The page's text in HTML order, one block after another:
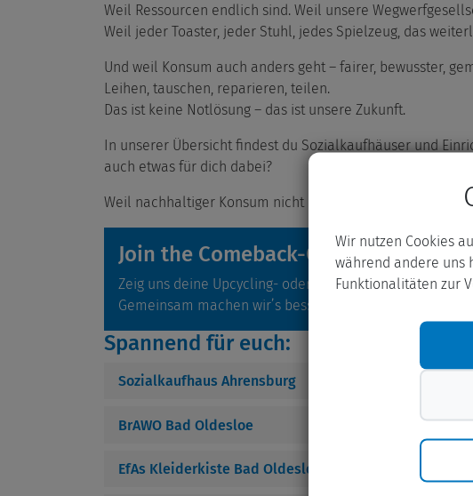
Weil Ressourcen endlich sind. Weil unsere
Weil jeder Toaster, jeder Stuhl, jedes Spielzeug, das
Und weil Konsum auch anders geht – fairer, bewusster,
Leihen, tauschen, reparieren, teilen.
Das ist keine Notlösung – das ist unsere Zukunft.
In unserer Übersicht findest du Sozialkaufhäuser und
auch etwas für dich dabei?
Weil nachhaltiger Konsum nicht neu sein muss – sondern
Join the Comeback-Community!
Zeig uns deine Upcycling- oder Reparaturprojekte –
Gemeinsam machen wir’s besser – fair, nachhaltig,
Spannend für euch:
Sozialkaufhaus Ahrensburg
BrAWO Bad Oldesloe
EfAs Kleiderkiste Bad Oldesloe
Wir nutzen Cookies
während andere uns
Funktionalitäten zur